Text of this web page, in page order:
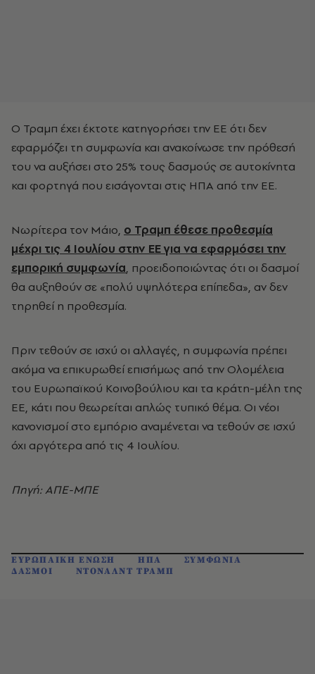
Ο Τραμπ έχει έκτοτε κατηγορήσει την ΕΕ ότι δεν
εφαρμόζει τη συμφωνία και ανακοίνωσε την πρόθεσή
του να αυξήσει στο 25% τους δασμούς σε αυτοκίνητα
και φορτηγά που εισάγονται στις ΗΠΑ από την ΕΕ.
Νωρίτερα τον Μάιο, ο Τραμπ έθεσε προθεσμία
μέχρι τις 4 Ιουλίου στην ΕΕ για να εφαρμόσει την
εμπορική συμφωνία, προειδοποιώντας ότι οι δασμοί
θα αυξηθούν σε «πολύ υψηλότερα επίπεδα», αν δεν
τηρηθεί η προθεσμία.
Πριν τεθούν σε ισχύ οι αλλαγές, η συμφωνία πρέπει
ακόμα να επικυρωθεί επισήμως από την Ολομέλεια
του Ευρωπαϊκού Κοινοβούλιου και τα κράτη-μέλη της
ΕΕ, κάτι που θεωρείται απλώς τυπικό θέμα. Οι νέοι
κανονισμοί στο εμπόριο αναμένεται να τεθούν σε ισχύ
όχι αργότερα από τις 4 Ιουλίου.
Πηγή: ΑΠΕ-ΜΠΕ
ΕΥΡΩΠΑΙΚΗ ΕΝΩΣΗ ΗΠΑ
ΣΥΜΦΩΝΙΑ
ΔΑΣΜΟΙ
ΝΤΟΝΑΛΝΤ ΤΡΑΜΠ